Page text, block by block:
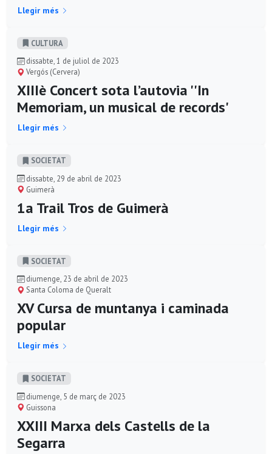
Llegir més
CULTURA
dissabte, 1 de juliol de 2023
Vergós (Cervera)
XIIIè Concert sota l’autovia ''In
Memoriam, un musical de records'
Llegir més
SOCIETAT
dissabte, 29 de abril de 2023
Guimerà
1a Trail Tros de Guimerà
Llegir més
SOCIETAT
diumenge, 23 de abril de 2023
Santa Coloma de Queralt
XV Cursa de muntanya i caminada
popular
Llegir més
SOCIETAT
diumenge, 5 de març de 2023
Guissona
XXIII Marxa dels Castells de la
Segarra